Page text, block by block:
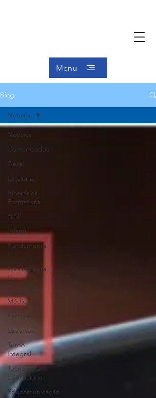
Menu
Blog
Notícias
Comunicados
Geral
Ex-aluno
Itinerários
Formativos
NAP
Infantil
Fundamental
Fundamental
II
Ensino
Médio
Pastoral
Esportes
Turno
Integral
Tecnologia
Educacional
Educomunicação
Notícias